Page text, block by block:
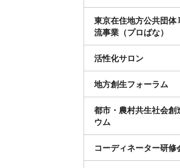
東京在住地方公共団体
流事業（プロばな）
活性化サロン
地方創生フォーラム
都市・農村共生社会創
ウム
コーディネーター研修